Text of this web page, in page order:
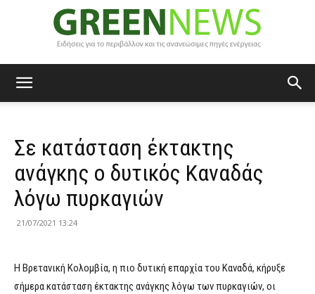
News
Σε κατάσταση έκτακτης
ανάγκης ο δυτικός Καναδάς
λόγω πυρκαγιών
21/07/2021 13:24
Η Βρετανική Κολομβία, η πιο δυτική επαρχία του Καναδά, κήρυξε
σήμερα κατάσταση έκτακτης ανάγκης λόγω των πυρκαγιών, οι